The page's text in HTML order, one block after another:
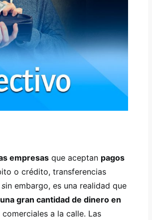
empresas que aceptan pagos
o crédito, transferencias
sin embargo, es una realidad que
gran cantidad de dinero en
a la calle. Las